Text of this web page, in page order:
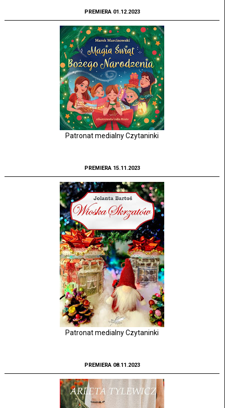
PREMIERA 01.12.2023
Patronat medialny Czytaninki
PREMIERA 15.11.2023
Patronat medialny Czytaninki
PREMIERA 08.11.2023